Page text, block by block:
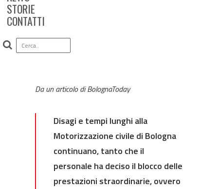
STORIE
CONTATTI
Da un articolo di BolognaToday
Disagi e tempi lunghi alla
Motorizzazione civile di Bologna
continuano, tanto che il
personale ha deciso il blocco delle
prestazioni straordinarie, ovvero